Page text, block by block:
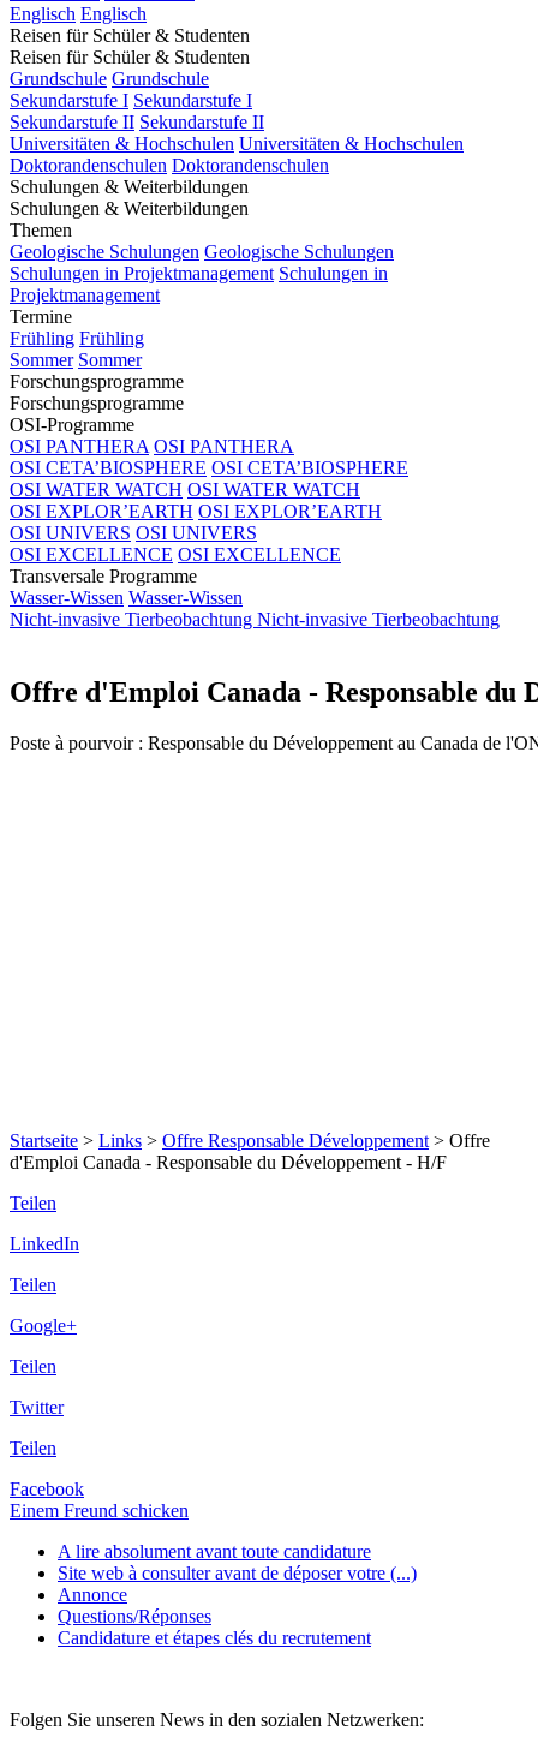
Englisch Englisch
Reisen für Schüler & Studenten
Reisen für Schüler & Studenten
Grundschule Grundschule
Sekundarstufe I Sekundarstufe I
Sekundarstufe II Sekundarstufe II
Universitäten & Hochschulen Universitäten & Hochschulen
Doktorandenschulen Doktorandenschulen
Schulungen & Weiterbildungen
Schulungen & Weiterbildungen
Themen
Geologische Schulungen Geologische Schulungen
Schulungen in Projektmanagement Schulungen in
Projektmanagement
Termine
Frühling Frühling
Sommer Sommer
Forschungsprogramme
Forschungsprogramme
OSI-Programme
OSI PANTHERA OSI PANTHERA
OSI CETA’BIOSPHERE OSI CETA’BIOSPHERE
OSI WATER WATCH OSI WATER WATCH
OSI EXPLOR’EARTH OSI EXPLOR’EARTH
OSI UNIVERS OSI UNIVERS
OSI EXCELLENCE OSI EXCELLENCE
Transversale Programme
Wasser-Wissen Wasser-Wissen
Nicht-invasive Tierbeobachtung Nicht-invasive Tierbeobachtung
Offre d'Emploi Canada - Responsable du
Poste à pourvoir : Responsable du Développement au Canada de
Startseite > Links > Offre Responsable Développement > Offre
d'Emploi Canada - Responsable du Développement - H/F
Teilen
LinkedIn
Teilen
Google+
Teilen
Twitter
Teilen
Facebook
Einem Freund schicken
A lire absolument avant toute candidature
Site web à consulter avant de déposer votre (...)
Annonce
Questions/Réponses
Candidature et étapes clés du recrutement
Folgen Sie unseren News in den sozialen Netzwerken: